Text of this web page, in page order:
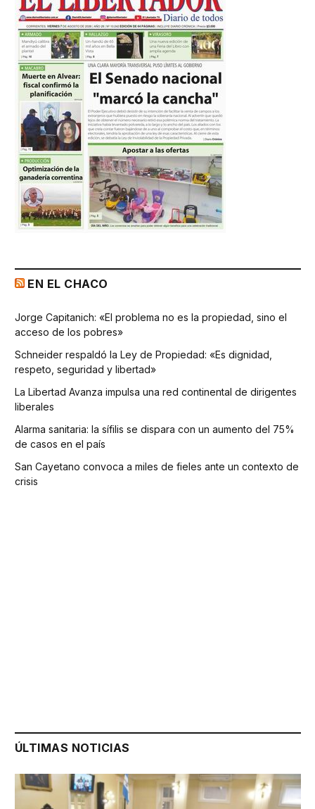
EN EL CHACO
Jorge Capitanich: «El problema no es la propiedad, sino el
acceso de los pobres»
Schneider respaldó la Ley de Propiedad: «Es dignidad,
respeto, seguridad y libertad»
La Libertad Avanza impulsa una red continental de dirigentes
liberales
Alarma sanitaria: la sífilis se dispara con un aumento del 75%
de casos en el país
San Cayetano convoca a miles de fieles ante un contexto de
crisis
ÚLTIMAS NOTICIAS